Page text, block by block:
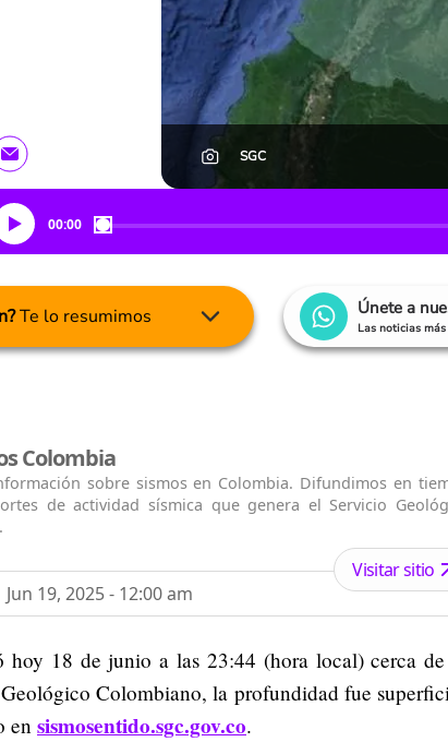
SGC
00:00
Te lo resumimos Únete a
Las noticias
Colombia
sobre sismos en Colombia. Difundimos en
de actividad sísmica que genera el Servicio
Jun 19, 2025 - 12:00 am
Visitar sitio
hoy 18 de junio a las 23:44 (hora local) cerca
Colombiano, la profundidad fue
en sismosentido.sgc.gov.co.